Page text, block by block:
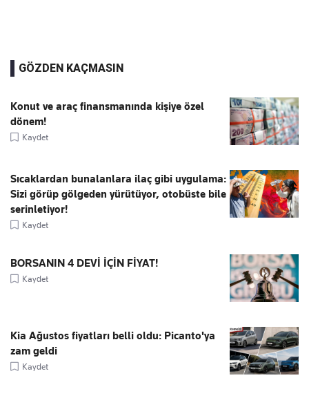
GÖZDEN KAÇMASIN
Konut ve araç finansmanında kişiye özel
dönem!
Kaydet
Sıcaklardan bunalanlara ilaç gibi uygulama:
Sizi görüp gölgeden yürütüyor, otobüste bile
serinletiyor!
Kaydet
BORSANIN 4 DEVİ İÇİN FİYAT!
Kaydet
Kia Ağustos fiyatları belli oldu: Picanto'ya
zam geldi
Kaydet